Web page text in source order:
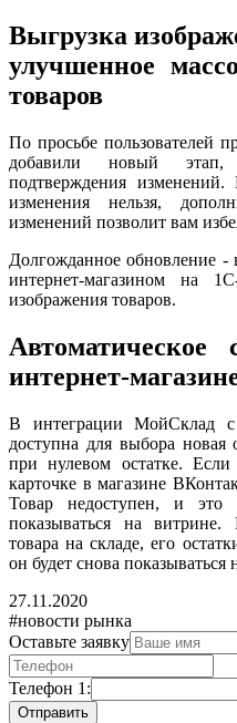
Выгрузка
улучшенное
товаров
По просьбе пользователей
добавили новый
подтверждения изменений.
изменения нельзя,
изменений позволит вам
Долгожданное обновление
интернет-магазином на
изображения товаров.
интернет-
В интеграции МойСклад с
доступна для выбора новая
при нулевом остатке.
карточке в магазине
Товар недоступен, и это
показываться на
товара на складе, его
он будет снова
27.11.2020
#новости рынка
Оставьте заявку
Телефон 1: